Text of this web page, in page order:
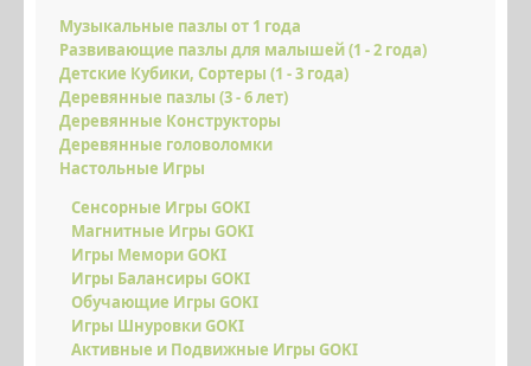
АКТИВНЫЙ ОТДЫХ
КРУТЫЕ ПОДАРКИ
НОВИНКИ
СКИДКИ ЗДЕСЬ
ОПЛАТА І ДОСТАВКА
НАКОПИЧУЙ ЗНИЖКУ
ВІДГУКИ
ФОТО/ВІДЕО
Музыкальные пазлы от 1 года
Развивающие пазлы для малышей (1 - 2 года)
Детские Кубики, Сортеры (1 - 3 года)
Деревянные пазлы (3 - 6 лет)
Деревянные Конструкторы
Деревянные головоломки
Настольные Игры
Сенсорные Игры GOKI
Магнитные Игры GOKI
Игры Мемори GOKI
Игры Балансиры GOKI
Обучающие Игры GOKI
Игры Шнуровки GOKI
Активные и Подвижные Игры GOKI